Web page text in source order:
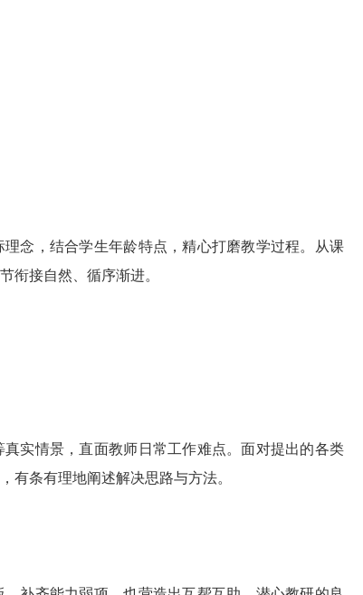
念，结合学生年龄特点，精心打磨教学过程。从课
衔接自然、循序渐进。
实情景，直面教师日常工作难点。面对提出的各类
有条有理地阐述解决思路与方法。